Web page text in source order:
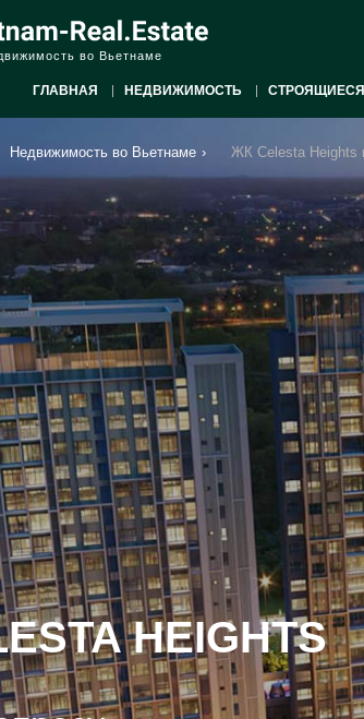
во Вьетнаме
ГЛАВНАЯ НЕДВИЖИМОСТЬ
Недвижимость во Вьетнаме › ЖК Celesta
HEIGHTS